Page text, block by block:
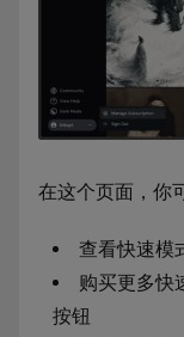
在这个页面，你
查看快速模
购买更多快
按钮